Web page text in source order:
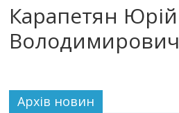
Карапетян Юрій
Володимирович
Архiв новин